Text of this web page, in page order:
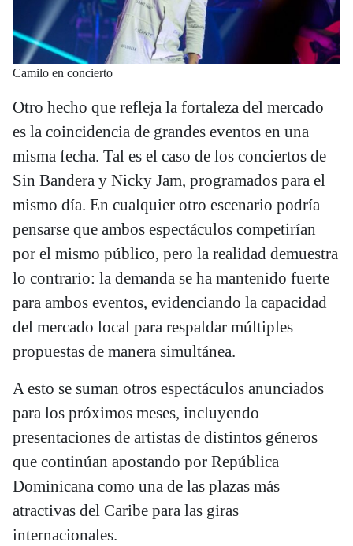
Camilo en concierto
Otro hecho que refleja la fortaleza del mercado
es la coincidencia de grandes eventos en una
misma fecha. Tal es el caso de los conciertos de
Sin Bandera y Nicky Jam, programados para el
mismo día. En cualquier otro escenario podría
pensarse que ambos espectáculos competirían
por el mismo público, pero la realidad demuestra
lo contrario: la demanda se ha mantenido fuerte
para ambos eventos, evidenciando la capacidad
del mercado local para respaldar múltiples
propuestas de manera simultánea.
A esto se suman otros espectáculos anunciados
para los próximos meses, incluyendo
presentaciones de artistas de distintos géneros
que continúan apostando por República
Dominicana como una de las plazas más
atractivas del Caribe para las giras
internacionales.